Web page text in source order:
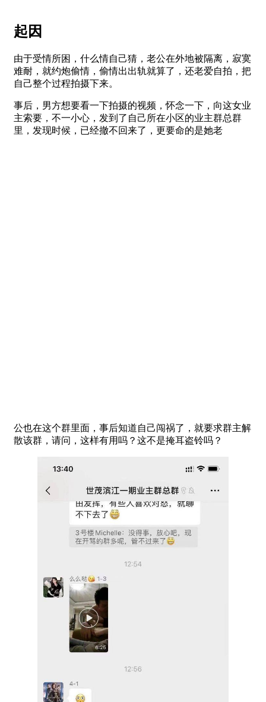
起因
由于受情所困，什么情自己猜，老公在外地被隔离，寂寞
难耐，就约炮偷情，偷情出出轨就算了，还老爱自拍，把
自己整个过程拍摄下来。
事后，男方想要看一下拍摄的视频，怀念一下，向这女业
主索要，不一小心，发到了自己所在小区的业主群总群
里，发现时候，已经撤不回来了，更要命的是她老
公也在这个群里面，事后知道自己闯祸了，就要求群主解
散该群，请问，这样有用吗？这不是掩耳盗铃吗？